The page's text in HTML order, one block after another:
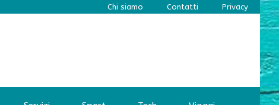
Chi siamo Contatti Privacy